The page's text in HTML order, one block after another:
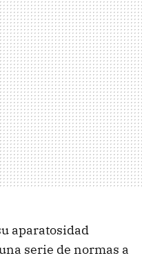
aparatosidad
serie de normas a